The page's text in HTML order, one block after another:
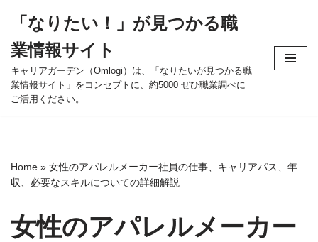
ン
テ
ン
ツ
ッ
プ
「なりたい！」が見つかる職
業情報サイト
キャリアガーデン（Omlogi）は、「なりたいが見つかる職
業情報サイト」をコンセプトに、約5000 ぜひ職業調べに
ご活用ください。
Home » 女性のアパレルメーカー社員の仕事、キャリアパス、年
収、必要なスキルについての詳細解説
女性のアパレルメーカー